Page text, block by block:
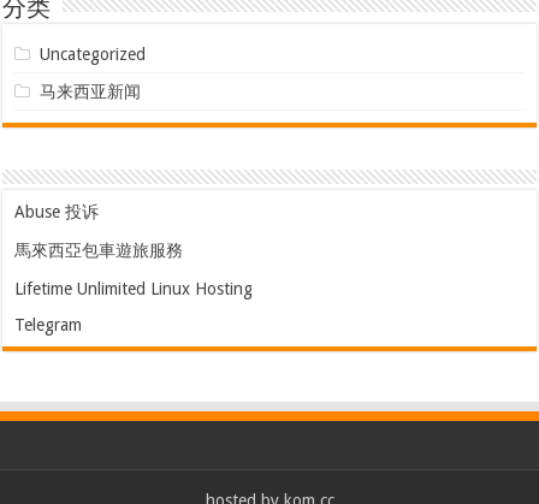
分类
Uncategorized
马来西亚新闻
Abuse 投诉
馬來西亞包車遊旅服務
Lifetime Unlimited Linux Hosting
Telegram
hosted by kom.cc